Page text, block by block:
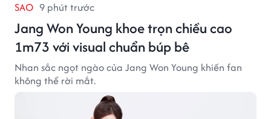
SAO 9 phút trước
Jang Won Young khoe trọn chiều cao
1m73 với visual chuẩn búp bê
Nhan sắc ngọt ngào của Jang Won Young khiến fan
không thể rời mắt.